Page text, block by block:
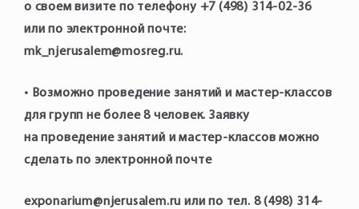
о своем визите по телефону +7 (498) 314-02-36
или по электронной почте:
mk_njerusalem@mosreg.ru.
• Возможно проведение занятий и мастер-классов
для групп не более 8 человек. Заявку
на проведение занятий и мастер-классов можно
сделать по электронной почте
exponarium@njerusalem.ru или по тел. 8 (498) 314-